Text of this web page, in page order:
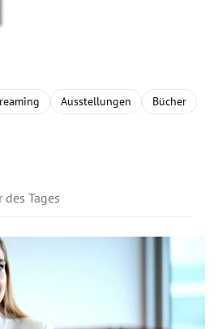
Ausstellungen Bücher
des Tages